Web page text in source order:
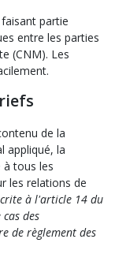
partie
entre les parties
(CNM). Les
de la
appliqué, la
à tous les
les relations de
à l'article 14 du
des
de règlement des